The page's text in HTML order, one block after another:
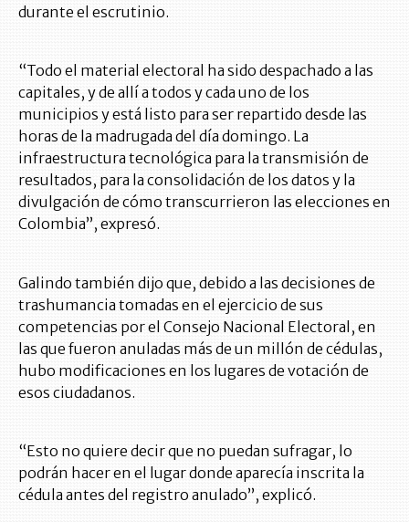
durante el escrutinio.
“Todo el material electoral ha sido despachado a las
capitales, y de allí a todos y cada uno de los
municipios y está listo para ser repartido desde las
horas de la madrugada del día domingo. La
infraestructura tecnológica para la transmisión de
resultados, para la consolidación de los datos y la
divulgación de cómo transcurrieron las elecciones en
Colombia”, expresó.
Galindo también dijo que, debido a las decisiones de
trashumancia tomadas en el ejercicio de sus
competencias por el Consejo Nacional Electoral, en
las que fueron anuladas más de un millón de cédulas,
hubo modificaciones en los lugares de votación de
esos ciudadanos.
“Esto no quiere decir que no puedan sufragar, lo
podrán hacer en el lugar donde aparecía inscrita la
cédula antes del registro anulado”, explicó.